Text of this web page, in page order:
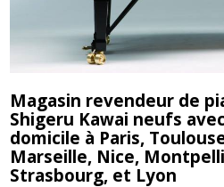
Magasin revendeur de
Shigeru Kawai neufs
domicile à Paris,
Marseille, Nice,
Strasbourg, et Lyon